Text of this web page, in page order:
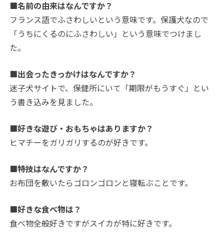
■名前の由来はなんですか？
フランス語でふさわしいという意味です。保護犬なので
「うちにくるのにふさわしい」という意味でつけまし
た。
■出会ったきっかけはなんですか？
迷子犬サイトで、保健所にいて「期限がもうすぐ」とい
う書き込みを見ました。
■好きな遊び・おもちゃはありますか？
ヒマチーをガリガリするのが好きです。
■特技はなんですか？
お布団を敷いたらゴロンゴロンと寝転ぶことです。
■好きな食べ物は？
食べ物全般好きですがスイカが特に好きです。